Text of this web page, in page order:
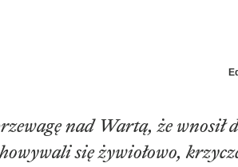
nad Wartą, że wnosił
się żywiołowo,